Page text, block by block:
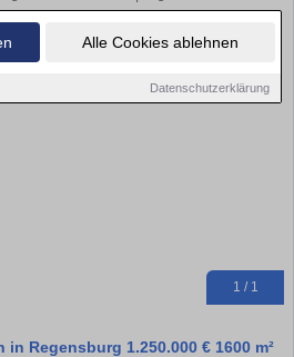
Alle Cookies ablehnen
Datenschutzerklärung
1 / 1
Regensburg 1.250.000 € 1600 m²